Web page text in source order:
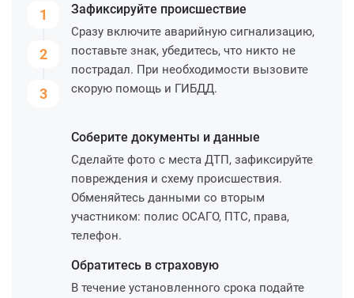
1
2
3
Зафиксируйте происшествие
Сразу включите аварийную сигнализацию,
поставьте знак, убедитесь, что никто не
пострадал. При необходимости вызовите
скорую помощь и ГИБДД.
Соберите документы и данные
Сделайте фото с места ДТП, зафиксируйте
повреждения и схему происшествия.
Обменяйтесь данными со вторым
участником: полис ОСАГО, ПТС, права,
телефон.
Обратитесь в страховую
В течение установленного срока подайте